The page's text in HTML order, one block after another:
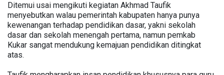
Ditemui usai mengikuti kegiatan Akhmad Taufik
menyebutkan walau pemerintah kabupaten hanya punya
kewenangan terhadap pendidikan dasar, yakni sekolah
dasar dan sekolah menengah pertama, namun pemkab
Kukar sangat mendukung kemajuan pendidikan ditingkat
atas.